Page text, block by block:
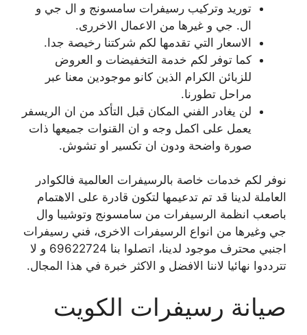
توريد وتركيب رسيفرات سامسونج و ال جي و
ال. جي و غيرها من الاعمال الاخررى.
الاسعار التي تقدمها لكم شركتنا رخيصة جدا.
كما توفر لكم خدمة التخفيضات و العروض
للزبائن الكرام الذين كانو موجودين معنا عبر
مراحل تطورنا.
لن يغادر الفني المكان قبل التأكد من ان الريسفر
يعمل على اكمل وجه و ان القنوات جميعها ذات
صورة واضحة ودون ان تكسير او تشوش.
نوفر لكم خدمات خاصة بالرسيفرات العالمية فالكوادر
العاملة لدينا قد تم تدعيمها لتكون قادرة على الاهتمام
باصعب انظمة الرسيفرات من سامسونج وتوشيبا وال
جي وغيرها من انواع الرسيفرات الاخرى، فني رسيفرات
اجنبي محترف موجود لدينا، اتصلوا بنا 69622724 و لا
تترددوا نهائيا لاننا الافضل و الاكثر خبرة في هذا المجال.
صيانة رسيفرات الكويت